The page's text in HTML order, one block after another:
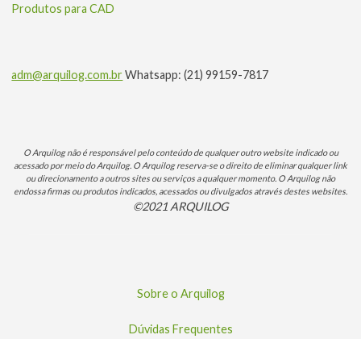
Produtos para CAD
adm@arquilog.com.brWhatsapp: (21) 99159-7817
O Arquilog não é responsável pelo conteúdo de qualquer outro website indicado ou
acessado por meio do Arquilog. O Arquilog reserva-se o direito de eliminar qualquer link
ou direcionamento a outros sites ou serviços a qualquer momento. O Arquilog não
endossa firmas ou produtos indicados, acessados ou divulgados através destes websites.
©2021 ARQUILOG
Sobre o Arquilog
Dúvidas Frequentes